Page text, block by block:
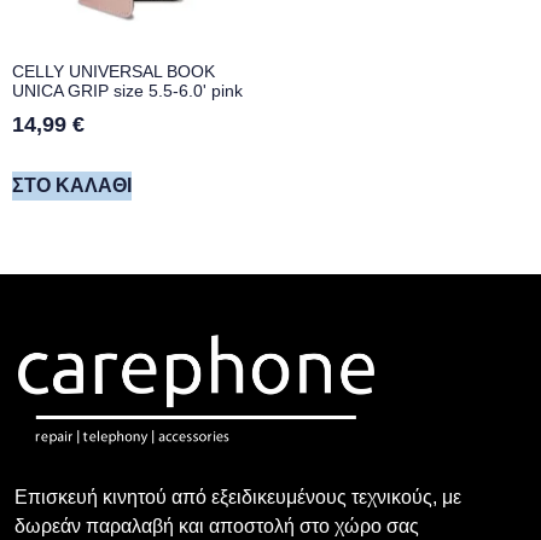
CELLY UNIVERSAL BOOK
UNICA GRIP size 5.5-6.0' pink
14,99 €
ΣΤΟ ΚΑΛΆΘΙ
Επισκευή κινητού από εξειδικευμένους τεχνικούς, με
δωρεάν παραλαβή και αποστολή στο χώρο σας